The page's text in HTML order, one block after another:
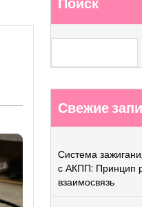
Свежие
Система
с АКПП: Принцип
взаимосвязь